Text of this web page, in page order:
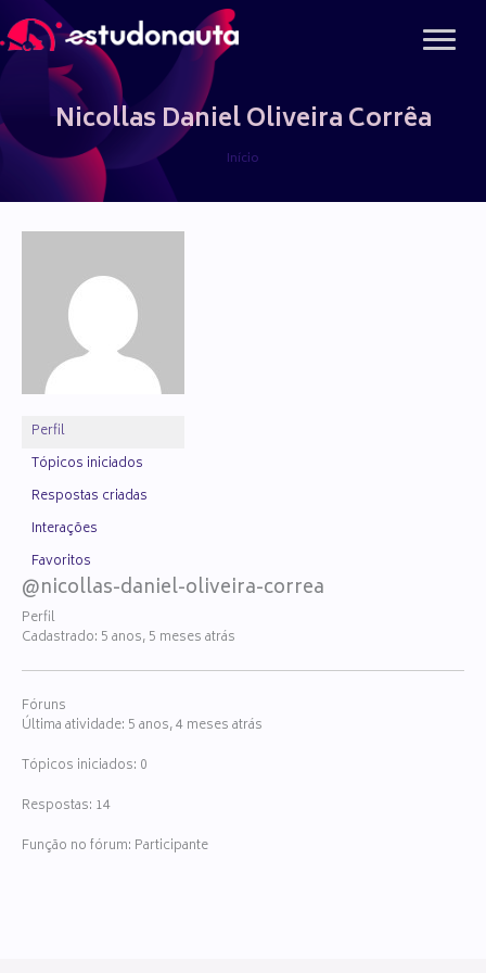
para
conteúdoNicollas Daniel Oliveira Corrêa
Início
Perfil
Tópicos iniciados
Respostas criadas
Interações
Favoritos
@nicollas-daniel-oliveira-correa
Perfil
Cadastrado: 5 anos, 5 meses atrás
Fóruns
Última atividade: 5 anos, 4 meses atrás
Tópicos iniciados: 0
Respostas: 14
Função no fórum: Participante